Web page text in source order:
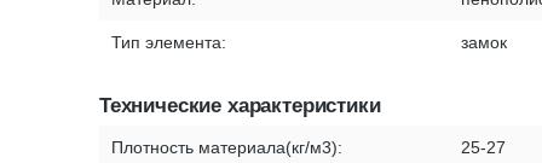
Тип элемента: замок
Технические характеристики
Плотность материала(кг/м3): 25-27